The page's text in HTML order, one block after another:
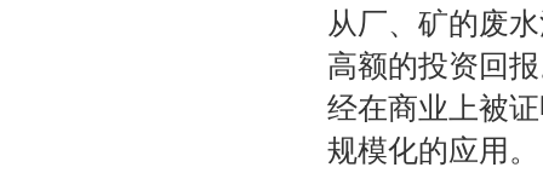
从厂、矿的废
高额的投资回
经在商业上被
规模化的应用。